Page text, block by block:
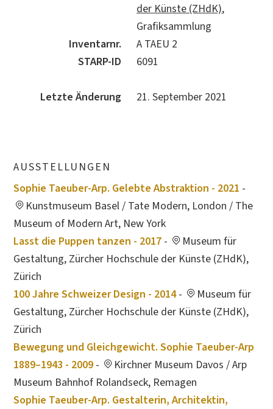
der Künste (ZHdK),
Grafiksammlung
Inventarnr.
A TAEU 2
STARP-ID
6091
Letzte Änderung 21. September 2021
AUSSTELLUNGEN
Sophie Taeuber-Arp. Gelebte Abstraktion - 2021 -
Kunstmuseum Basel / Tate Modern, London / The
Museum of Modern Art, New York
Lasst die Puppen tanzen - 2017 -
Museum für
Gestaltung, Zürcher Hochschule der Künste (ZHdK),
Zürich
100 Jahre Schweizer Design - 2014-
Museum für
Gestaltung, Zürcher Hochschule der Künste (ZHdK),
Zürich
Bewegung und Gleichgewicht. Sophie Taeuber-Arp
1889–1943 - 2009 -
Kirchner Museum Davos / Arp
Museum Bahnhof Rolandseck, Remagen
Sophie Taeuber-Arp. Gestalterin, Architektin,